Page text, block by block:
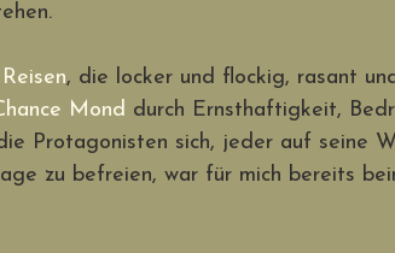
, die locker und flockig, rasant
Mond durch Ernsthaftigkeit,
Protagonisten sich, jeder auf seine
zu befreien, war für mich bereits